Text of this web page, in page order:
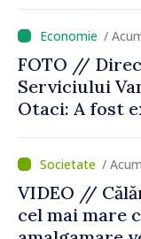
/
FOTO //
Serviciului
Otaci: A fost
control vamal
performant
/
VIDEO //
cel mai mare